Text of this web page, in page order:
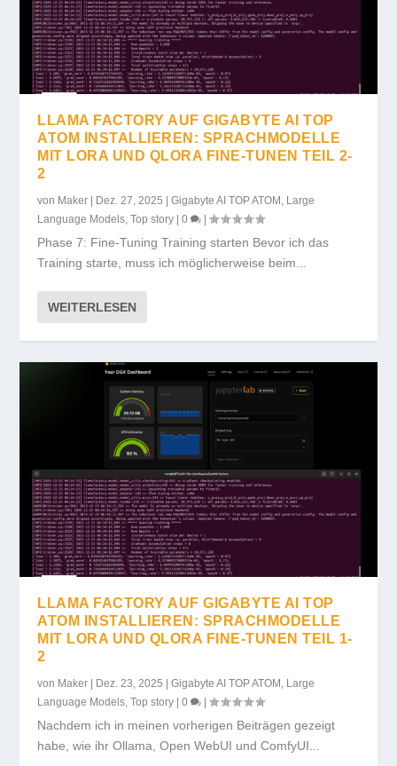
LLAMA FACTORY AUF GIGABYTE AI TOP
ATOM INSTALLIEREN: SPRACHMODELLE
MIT LORA UND QLORA FINE-TUNEN TEIL 2-
2
von Maker Dez. 27, 2025 |Gigabyte AI TOP ATOM , Large
Language Models,Top story |0 |
Phase 7: Fine-Tuning Training starten Bevor ich das
Training starte, muss ich möglicherweise beim...
WEITERLESEN
LLAMA FACTORY AUF GIGABYTE AI TOP
ATOM INSTALLIEREN: SPRACHMODELLE
MIT LORA UND QLORA FINE-TUNEN TEIL 1-
2
von Maker Dez. 23, 2025 |Gigabyte AI TOP ATOM , Large
Language Models,Top story |0 |
Nachdem ich in meinen vorherigen Beiträgen gezeigt
habe, wie ihr Ollama, Open WebUI und ComfyUI...